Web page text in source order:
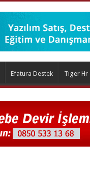
Efatura Destek Tiger Hr